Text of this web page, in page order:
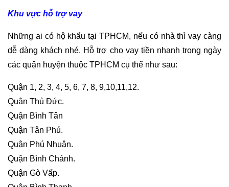
Khu vực hỗ trợ vay
Những ai có hộ khẩu tại TPHCM, nếu có nhà thì vay càng
dễ dàng khách nhé. Hỗ trợ cho vay tiền nhanh trong ngày
các quận huyện thuộc TPHCM cụ thể như sau:
Quận 1, 2, 3, 4, 5, 6, 7, 8, 9,10,11,12.
Quận Thủ Đức.
Quận Bình Tân
Quận Tân Phú.
Quận Phú Nhuận.
Quận Bình Chánh.
Quận Gò Vấp.